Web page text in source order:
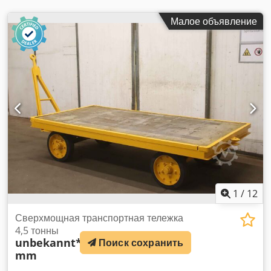
Малое объявление
1 / 12
Сверхмощная транспортная тележка
4,5 тонны
unbekannt**
2500/1260/H550
mm
Поиск сохранить